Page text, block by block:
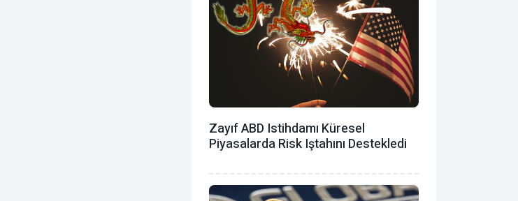
Zayıf ABD Istihdamı Küresel
Piyasalarda Risk Iştahını Destekledi